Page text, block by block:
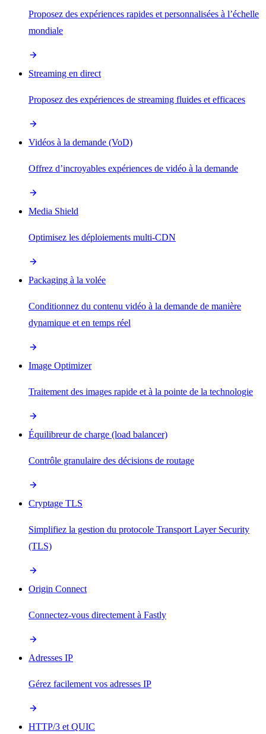
Proposez des expériences rapides et personnalisées à l’échelle
mondiale
Streaming en direct
Proposez des expériences de streaming fluides et efficaces
Vidéos à la demande (VoD)
Offrez d’incroyables expériences de vidéo à la demande
Media Shield
Optimisez les déploiements multi-CDN
Packaging à la volée
Conditionnez du contenu vidéo à la demande de manière
dynamique et en temps réel
Image Optimizer
Traitement des images rapide et à la pointe de la technologie
Équilibreur de charge (load balancer)
Contrôle granulaire des décisions de routage
Cryptage TLS
Simplifiez la gestion du protocole Transport Layer Security
(TLS)
Origin Connect
Connectez-vous directement à Fastly
Adresses IP
Gérez facilement vos adresses IP
HTTP/3 et QUIC